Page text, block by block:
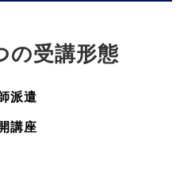
の受講形態
派遣
講座